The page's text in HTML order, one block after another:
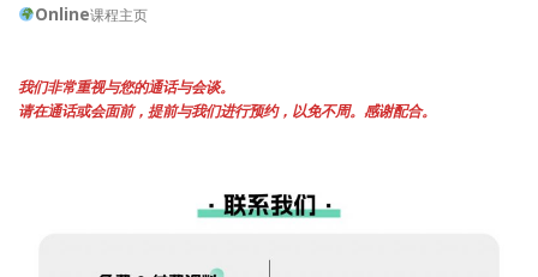
Online课程主页
我们非常重视与您的通话与会谈。
请在通话或会面前，提前与我们进行预约，以免不周。感谢配合。